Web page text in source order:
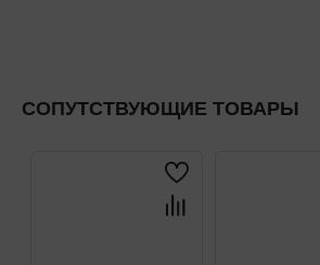
СОПУТСТВУЮЩИЕ ТОВАРЫ